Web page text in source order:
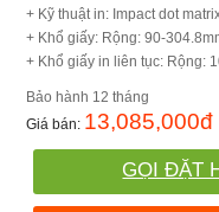
+ Kỹ thuật in: Impact dot
+ Khổ giấy: Rộng: 90-
+ Khổ giấy in liên tục: Rộng:
12 tháng
13,085,000đ
GỌI ĐẶT